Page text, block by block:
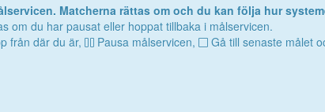
Matcherna rättas om och du kan följa hur
om du har pausat eller hoppat tillbaka i målservicen.
från där du är, Pausa målservicen, Gå till senaste målet